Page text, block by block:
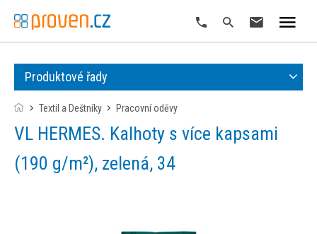
Produktové řady
Textil a Deštníky pracovní oděvy
VL HERMES. Kalhoty s více kapsami
(190 g/m²), zelená, 34